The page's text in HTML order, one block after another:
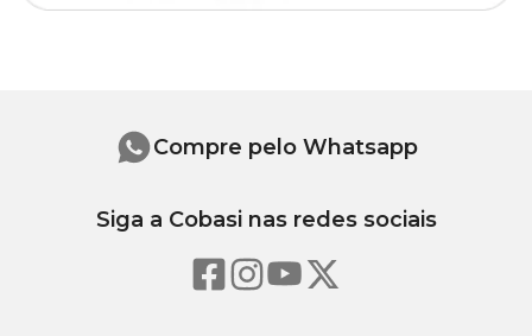
única e por via oral. Pode ser misturado na alimentação, dissolvido
Compre pelo Whatsapp
Siga a Cobasi nas redes sociais